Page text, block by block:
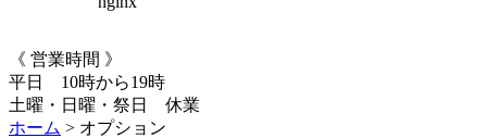
《 営業時間 》
平日 10時から19時
土曜・日曜・祭日 休業
ホーム > オプション